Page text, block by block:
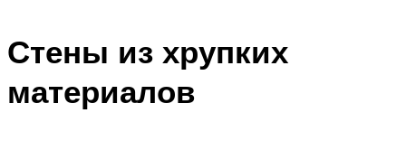
Стены из хрупких
материалов